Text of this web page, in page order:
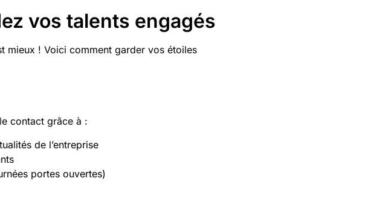
vos talents engagés
mieux ! Voici comment garder vos étoiles
contact grâce à :
de l’entreprise
portes ouvertes)